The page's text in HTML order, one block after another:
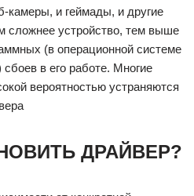
камеры, и геймады, и другие
сложнее устройство, тем выше
(в операционной системе
в его работе. Многие
вероятностью устраняются
ДРАЙВЕР?